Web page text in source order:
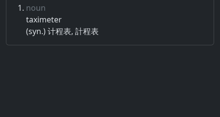
noun
taximeter
(syn.) 计程表, 計程表